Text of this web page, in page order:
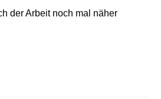
der Arbeit noch mal näher